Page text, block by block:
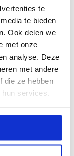
te
te bieden
Ook delen we
met onze
analyse. Deze
met andere
die ze hebben
services.
met dit prachtige
in een trendy
“finishing
festival gaat, een